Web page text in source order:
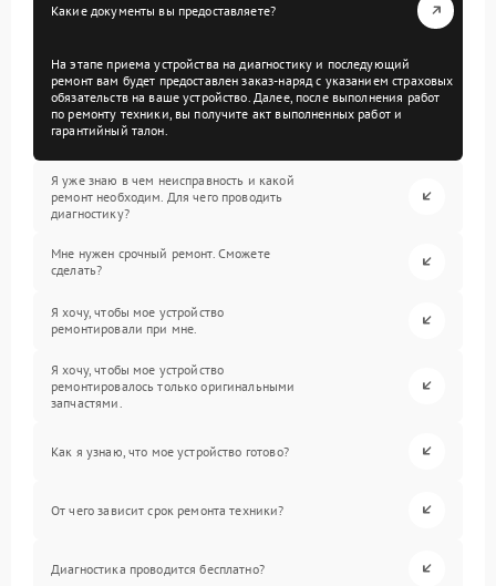
Какие документы вы предоставляете?
На этапе приема устройства на диагностику и последующий
ремонт вам будет предоставлен заказ-наряд с указанием страховых
обязательств на ваше устройство. Далее, после выполнения работ
по ремонту техники, вы получите акт выполненных работ и
гарантийный талон.
Я уже знаю в чем неисправность и какой
ремонт необходим. Для чего проводить
диагностику?
Мне нужен срочный ремонт. Сможете
сделать?
Я хочу, чтобы мое устройство
ремонтировали при мне.
Я хочу, чтобы мое устройство
ремонтировалось только оригинальными
запчастями.
Как я узнаю, что мое устройство готово?
От чего зависит срок ремонта техники?
Диагностика проводится бесплатно?